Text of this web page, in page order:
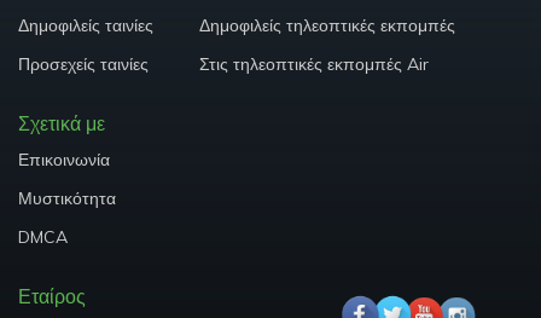
Δημοφιλείς ταινίες
Προσεχείς ταινίες
Δημοφιλείς τηλεοπτικές εκπομπές
Στις τηλεοπτικές εκπομπές Air
Σχετικά με
Επικοινωνία
Μυστικότητα
DMCA
Εταίρος